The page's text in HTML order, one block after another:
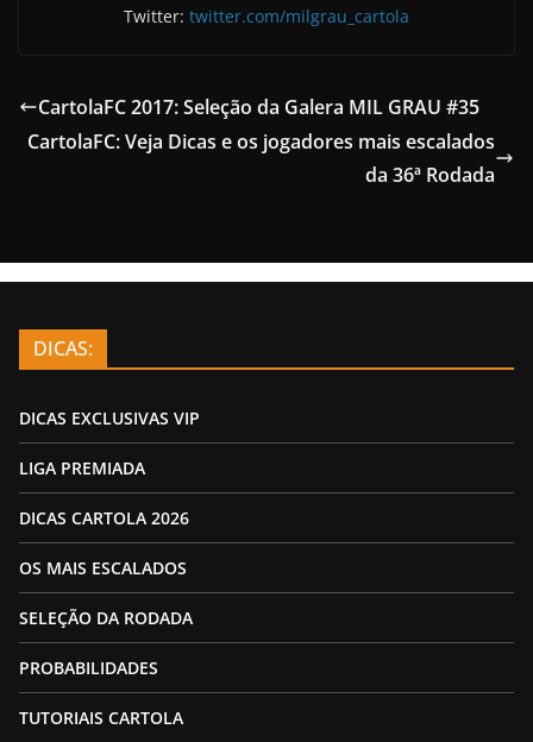
Twitter: twitter.com/milgrau_cartola
CartolaFC 2017: Seleção da Galera MIL GRAU #35
CartolaFC: Veja Dicas e os jogadores mais escalados
da 36ª Rodada
DICAS:
DICAS EXCLUSIVAS VIP
LIGA PREMIADA
DICAS CARTOLA 2026
OS MAIS ESCALADOS
SELEÇÃO DA RODADA
PROBABILIDADES
TUTORIAIS CARTOLA